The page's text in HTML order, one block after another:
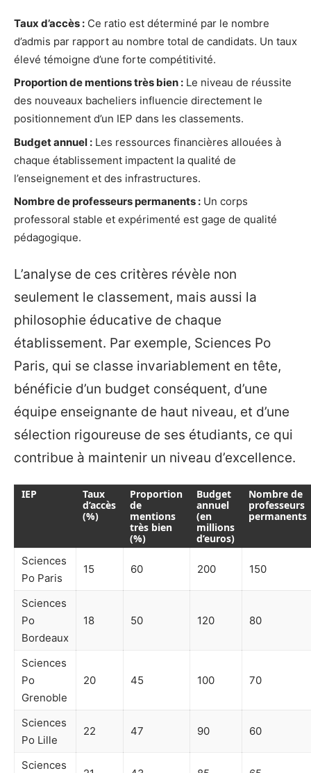
Taux d’accès : Ce ratio est déterminé par le nombre
d’admis par rapport au nombre total de candidats. Un taux
élevé témoigne d’une forte compétitivité.
Proportion de mentions très bien : Le niveau de réussite
des nouveaux bacheliers influencie directement le
positionnement d’un IEP dans les classements.
Budget annuel : Les ressources financières allouées à
chaque établissement impactent la qualité de
l’enseignement et des infrastructures.
Nombre de professeurs permanents : Un corps
professoral stable et expérimenté est gage de qualité
pédagogique.
L’analyse de ces critères révèle non
seulement le classement, mais aussi la
philosophie éducative de chaque
établissement. Par exemple, Sciences Po
Paris, qui se classe invariablement en tête,
bénéficie d’un budget conséquent, d’une
équipe enseignante de haut niveau, et d’une
sélection rigoureuse de ses étudiants, ce qui
contribue à maintenir un niveau d’excellence.
IEP
Taux
d’accès
(%)
Proportion
de
mentions
très bien
(%)
Budget
annuel
(en
millions
d’euros)
Nombre de
professeurs
permanents
Sciences
Po Paris
15 60 200 150
Sciences
Po
Bordeaux
18 50 120 80
Sciences
Po
Grenoble
20 45 100 70
Sciences
Po Lille
22 47 90 60
Sciences